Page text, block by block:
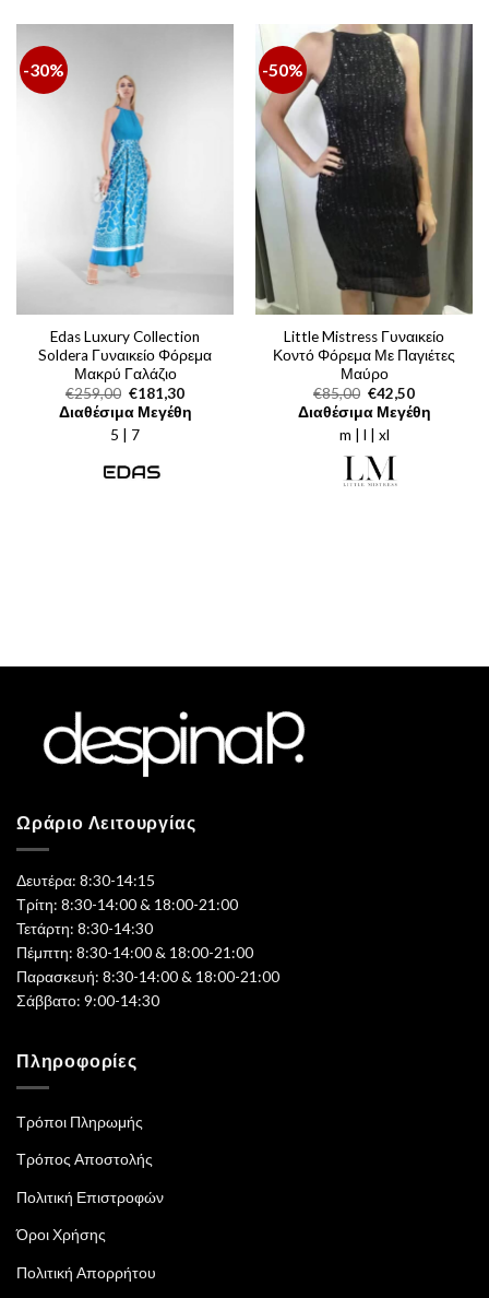
-30%
Edas Luxury Collection
Soldera Γυναικείο Φόρεμα
Μακρύ Γαλάζιο
€259,00 Original
price
was:
€259,00.
€181,30Η
τρέχουσα
τιμή
Διαθέσιμα Μεγέθη
5 | 7
-50%
Little Mistress Γυναικείο
Κοντό Φόρεμα Με Παγιέτες
Μαύρο
€85,00 Original
price
was:
€85,00.
€42,50Η
τρέχουσα
τιμή
Διαθέσιμα Μεγέθη
m | l | xl
Ωράριο Λειτουργίας
Δευτέρα: 8:30-14:15
Τρίτη: 8:30-14:00 & 18:00-21:00
Τετάρτη: 8:30-14:30
Πέμπτη: 8:30-14:00 & 18:00-21:00
Παρασκευή: 8:30-14:00 & 18:00-21:00
Σάββατο: 9:00-14:30
Πληροφορίες
Τρόποι Πληρωμής
Τρόπος Αποστολής
Πολιτική Επιστροφών
Όροι Χρήσης
Πολιτική Απορρήτου